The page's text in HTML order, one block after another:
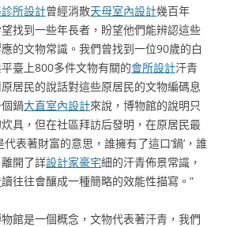
所設計曾經消散天母室內設計幾百年
找到一些年長者，盼望他們能辨認這些
的文物常識。我們曾找到一位90歲的白
臺上800多件文物有關的會所設計汗青
居民的說話對這些原居民的文物編碼息
鍋大直室內設計來說，博物館的說明只
具，但在社區拜訪后發明，在原居民最
代表著財富的意思，誰擁有了這口‘鍋’，誰
開了詳設計家豪宅細的汗青佈景常識，
讀往往會釀成一種簡略的效能性描寫。”
館是一個概念，文物代表著汗青，我們